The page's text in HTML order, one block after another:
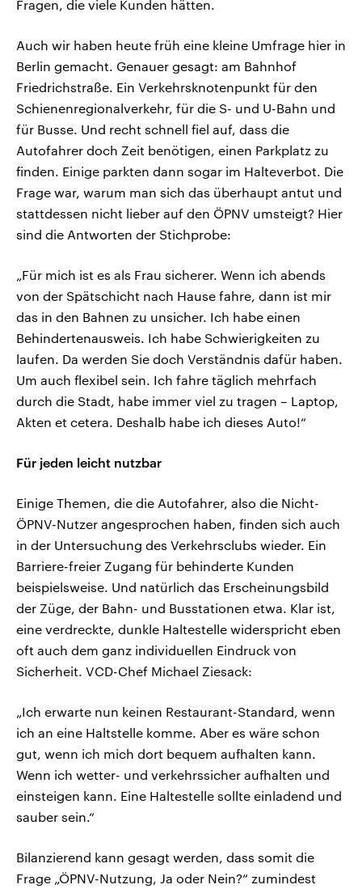
Fragen, die viele Kunden hätten.
Auch wir haben heute früh eine kleine Umfrage hier in
Berlin gemacht. Genauer gesagt: am Bahnhof
Friedrichstraße. Ein Verkehrsknotenpunkt für den
Schienenregionalverkehr, für die S- und U-Bahn und
für Busse. Und recht schnell fiel auf, dass die
Autofahrer doch Zeit benötigen, einen Parkplatz zu
finden. Einige parkten dann sogar im Halteverbot. Die
Frage war, warum man sich das überhaupt antut und
stattdessen nicht lieber auf den ÖPNV umsteigt? Hier
sind die Antworten der Stichprobe:
„Für mich ist es als Frau sicherer. Wenn ich abends
von der Spätschicht nach Hause fahre, dann ist mir
das in den Bahnen zu unsicher. Ich habe einen
Behindertenausweis. Ich habe Schwierigkeiten zu
laufen. Da werden Sie doch Verständnis dafür haben.
Um auch flexibel sein. Ich fahre täglich mehrfach
durch die Stadt, habe immer viel zu tragen – Laptop,
Akten et cetera. Deshalb habe ich dieses Auto!“
Für jeden leicht nutzbar
Einige Themen, die die Autofahrer, also die Nicht-
ÖPNV-Nutzer angesprochen haben, finden sich auch
in der Untersuchung des Verkehrsclubs wieder. Ein
Barriere-freier Zugang für behinderte Kunden
beispielsweise. Und natürlich das Erscheinungsbild
der Züge, der Bahn- und Busstationen etwa. Klar ist,
eine verdreckte, dunkle Haltestelle widerspricht eben
oft auch dem ganz individuellen Eindruck von
Sicherheit. VCD-Chef Michael Ziesack:
„Ich erwarte nun keinen Restaurant-Standard, wenn
ich an eine Haltstelle komme. Aber es wäre schon
gut, wenn ich mich dort bequem aufhalten kann.
Wenn ich wetter- und verkehrssicher aufhalten und
einsteigen kann. Eine Haltestelle sollte einladend und
sauber sein.“
Bilanzierend kann gesagt werden, dass somit die
Frage „ÖPNV-Nutzung, Ja oder Nein?“ zumindest